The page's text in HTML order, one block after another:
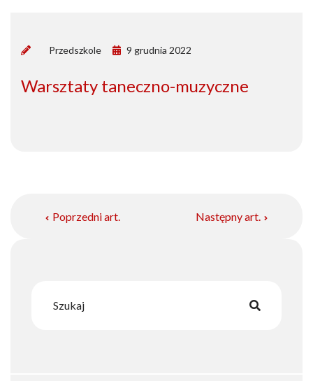
Przedszkole 9 grudnia 2022
Warsztaty taneczno-muzyczne
Poprzedni art. Następny art.